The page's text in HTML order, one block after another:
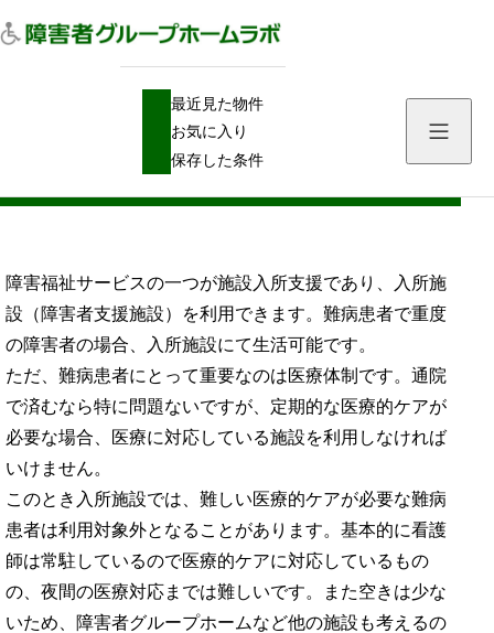
最近見た物件
お気に入り
保存した条件
大人の難病患者で入所施設（障害者支援施設）を利用する注意点
大人の難病患者で入所施設（障害者支援施
設）を利用する注意点
障害福祉サービスの一つが施設入所支援であり、入所施
設（障害者支援施設）を利用できます。難病患者で重度
の障害者の場合、入所施設にて生活可能です。
ただ、難病患者にとって重要なのは医療体制です。通院
で済むなら特に問題ないですが、定期的な医療的ケアが
必要な場合、医療に対応している施設を利用しなければ
いけません。
このとき入所施設では、難しい医療的ケアが必要な難病
患者は利用対象外となることがあります。基本的に看護
師は常駐しているので医療的ケアに対応しているもの
の、夜間の医療対応までは難しいです。また空きは少な
いため、障害者グループホームなど他の施設も考えるの